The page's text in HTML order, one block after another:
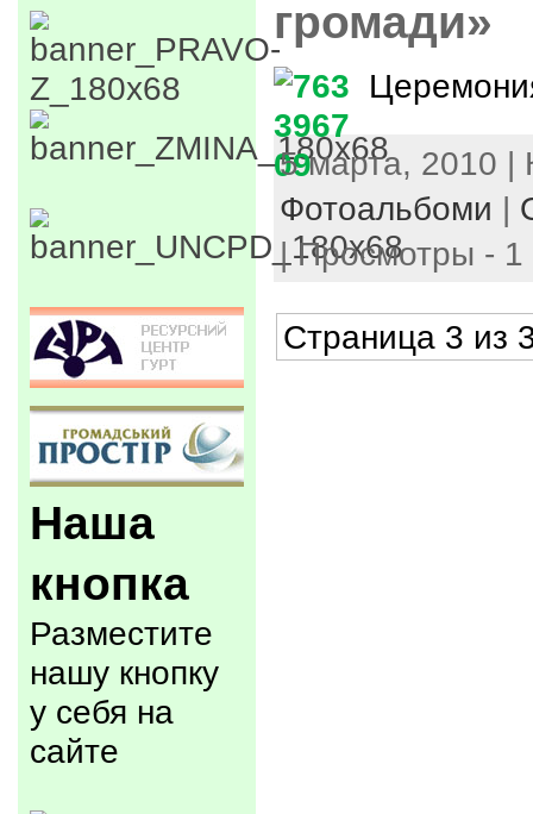
Наша
кнопка
Разместите
нашу кнопку
у себя на
сайте
громади»
5 марта, 2010 |
Фотоальбоми |
| Просмотры - 1
Страница 3 из